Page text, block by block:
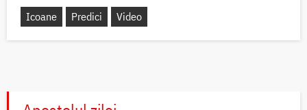
Icoane Predici Video